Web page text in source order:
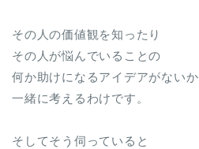
その人の価値観を知ったり
その人が悩んでいることの
何か助けになるアイデアがないか
一緒に考えるわけです。
そしてそう伺っていると